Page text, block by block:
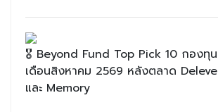
🎖 Beyond Fund Top Pick 10 กองทุน
เดือนสิงหาคม 2569 หลังตลาด
และ Memory